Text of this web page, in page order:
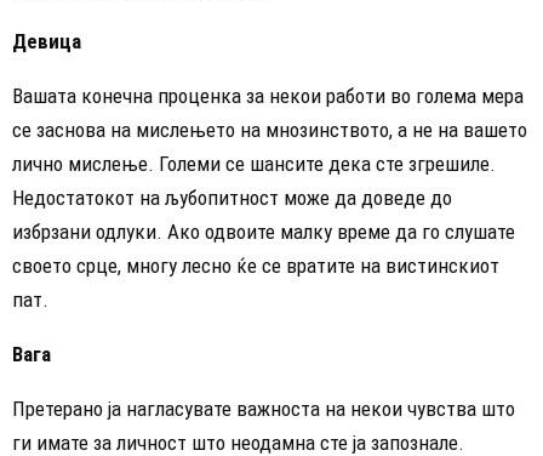
Девица
Вашата конечна проценка за некои работи во голема мера
се заснова на мислењето на мнозинството, а не на вашето
лично мислење. Големи се шансите дека сте згрешиле.
Недостатокот на љубопитност може да доведе до
избрзани одлуки. Ако одвоите малку време да го слушате
своето срце, многу лесно ќе се вратите на вистинскиот
пат.
Вага
Претерано ја нагласувате важноста на некои чувства што
ги имате за личност што неодамна сте ја запознале.